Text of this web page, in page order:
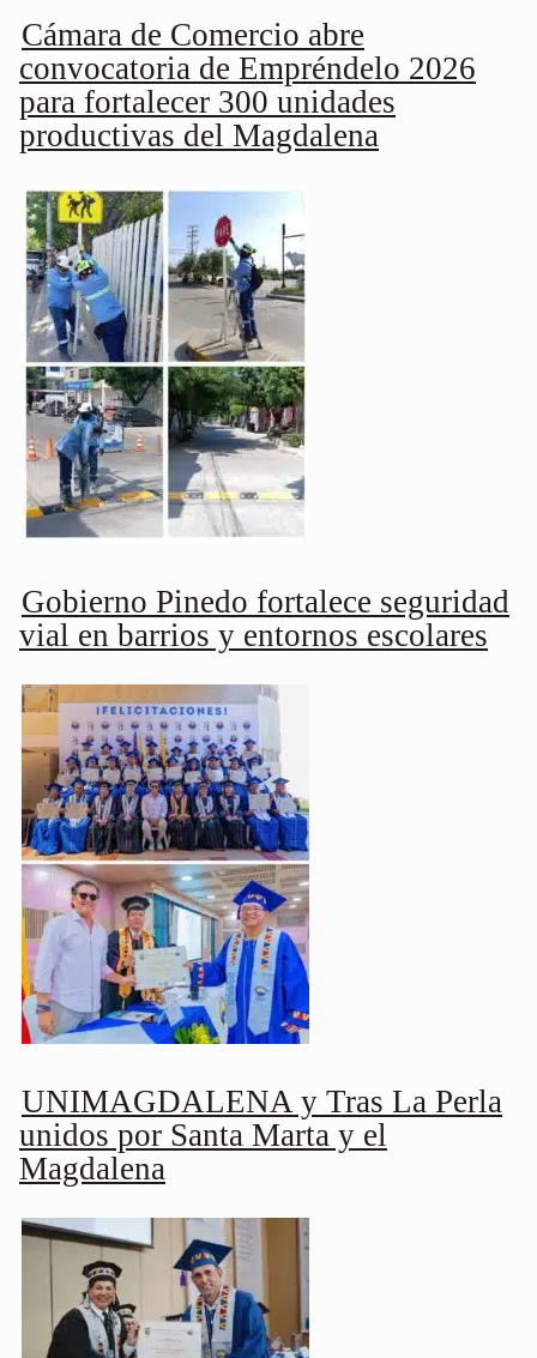
Cámara de Comercio abre
convocatoria de Empréndelo 2026
para fortalecer 300 unidades
productivas del Magdalena
Gobierno Pinedo fortalece seguridad
vial en barrios y entornos escolares
UNIMAGDALENA y Tras La Perla
unidos por Santa Marta y el
Magdalena